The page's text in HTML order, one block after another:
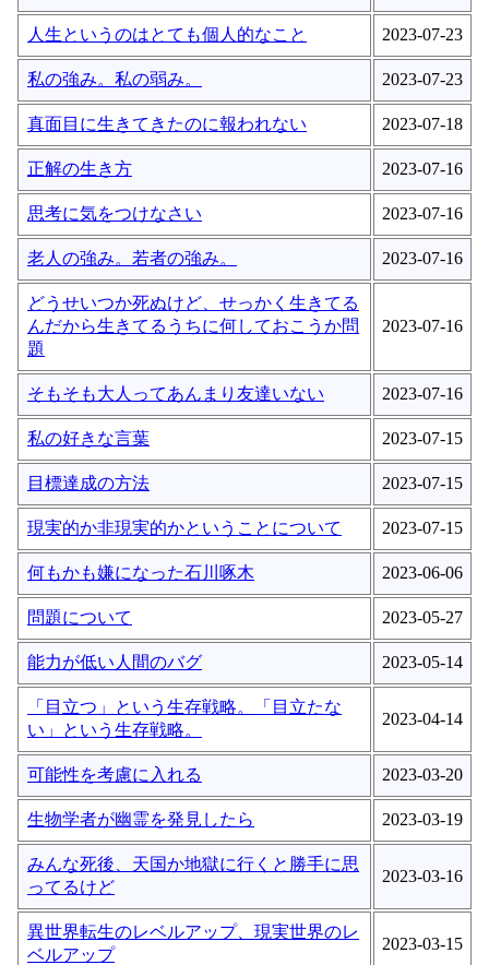
人生というのはとても個人的なこと 2023-07-23
私の強み。私の弱み。 2023-07-23
真面目に生きてきたのに報われない 2023-07-18
正解の生き方 2023-07-16
思考に気をつけなさい 2023-07-16
老人の強み。若者の強み。 2023-07-16
どうせいつか死ぬけど、せっかく生きてる
んだから生きてるうちに何しておこうか問
題
2023-07-16
そもそも大人ってあんまり友達いない 2023-07-16
私の好きな言葉 2023-07-15
目標達成の方法 2023-07-15
現実的か非現実的かということについて 2023-07-15
何もかも嫌になった石川啄木 2023-06-06
問題について 2023-05-27
能力が低い人間のバグ 2023-05-14
「目立つ」という生存戦略。「目立たな
い」という生存戦略。
2023-04-14
可能性を考慮に入れる 2023-03-20
生物学者が幽霊を発見したら 2023-03-19
みんな死後、天国か地獄に行くと勝手に思
ってるけど
2023-03-16
異世界転生のレベルアップ、現実世界のレ
ベルアップ
2023-03-15